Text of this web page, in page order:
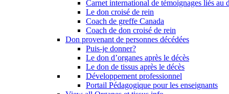
Carnet international de témoignages liés au
Le don croisé de rein
Coach de greffe Canada
Coach de don croisé de rein
Don provenant de personnes décédées
Puis-je donner?
Le don d’organes après le décès
Le don de tissus après le décès
Développement professionnel
Portail Pédagogique pour les enseignants